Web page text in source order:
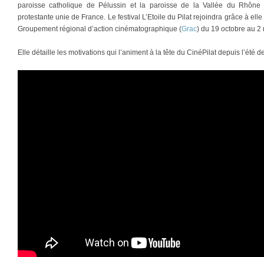
paroisse catholique de Pélussin et la paroisse de la Vallée du Rhône
protestante unie de France. Le festival L’Etoile du Pilat rejoindra grâce à
Groupement régional d’action cinématographique (Grac) du 19 octobre au 2
Elle détaille les motivations qui l’animent à la tête du CinéPilat depuis l’été